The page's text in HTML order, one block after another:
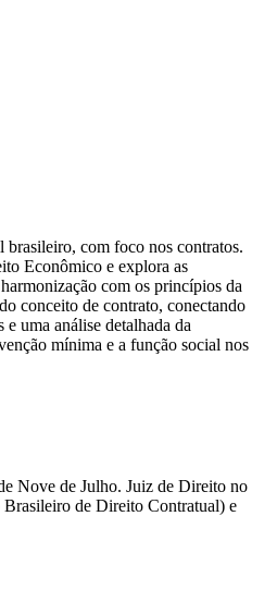
com foco nos contratos.
Econômico e explora as
com os princípios da
conceito de contrato, conectando
uma análise detalhada da
mínima e a função social nos
Nove de Julho. Juiz de Direito no
Brasileiro de Direito Contratual) e